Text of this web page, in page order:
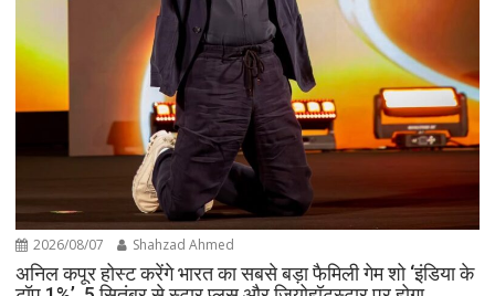
2026/08/07 Shahzad Ahmed
अनिल कपूर होस्ट करेंगे भारत का सबसे बड़ा फैमिली गेम शो ‘इंडिया के